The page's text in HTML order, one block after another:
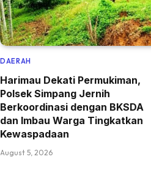
DAERAH
Harimau Dekati Permukiman,
Polsek Simpang Jernih
Berkoordinasi dengan BKSDA
dan Imbau Warga Tingkatkan
Kewaspadaan
August 5, 2026